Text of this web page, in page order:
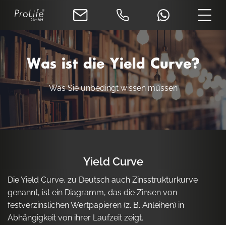
Was ist die Yield Curve?
Was Sie unbedingt wissen müssen
Yield Curve
Die Yield Curve, zu Deutsch auch Zinsstrukturkurve
genannt, ist ein Diagramm, das die Zinsen von
festverzinslichen Wertpapieren (z. B. Anleihen) in
Abhängigkeit von ihrer Laufzeit zeigt.